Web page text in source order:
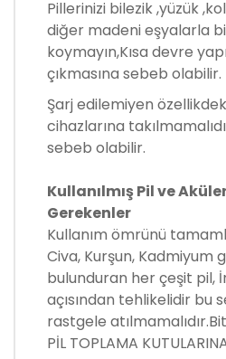
Pillerinizi bilezik ,yüzük
diğer madeni eşyalarla
koymayın,Kısa devre
çıkmasına sebeb olabilir.
Şarj edilemiyen
cihazlarına
sebeb olabilir.
Kullanılmış Pil ve
Gerekenler
Kullanım ömrünü
Civa, Kurşun, Kadmiyum
bulunduran her çeşit pil,
açısından tehlikelidir bu
rastgele
PİL TOPLAMA